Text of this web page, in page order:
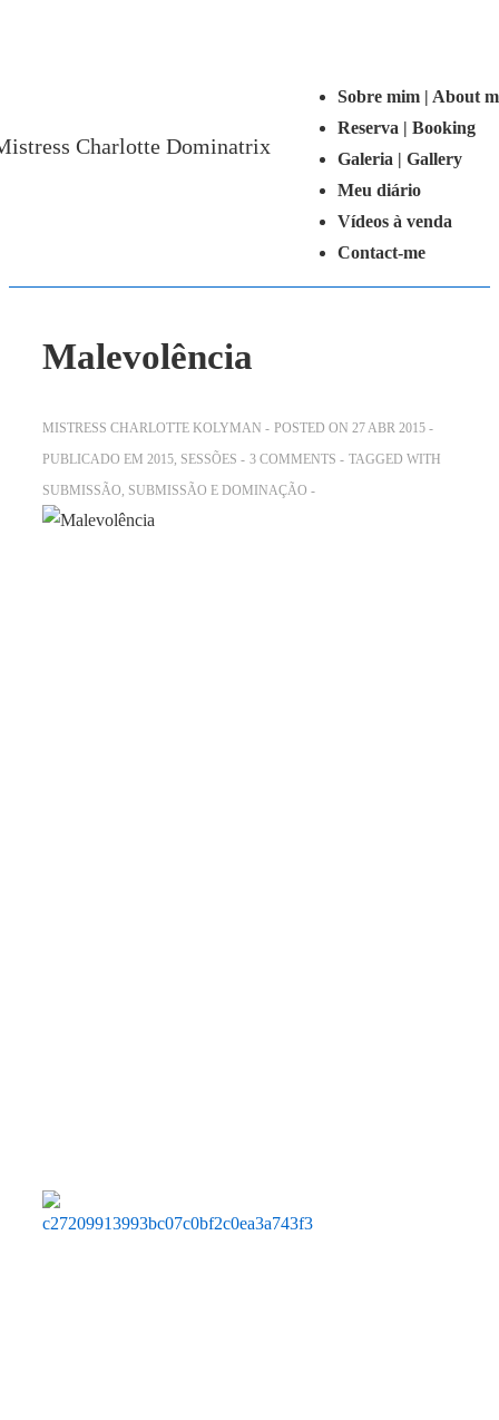
ConteúdoCharlotte Dominatrix
Sobre mim | About
Reserva | Booking
Galeria | Gallery
Meu diário
Vídeos à venda
Contact-me
Malevolência
MISTRESS CHARLOTTE KOLYMAN POSTED ON 27 ABR 2015
PUBLICADO EM 2015 SESSÕES 3 COMMENTS
TAGGED WITH
SUBMISSÃO SUBMISSÃO E DOMINAÇÃO